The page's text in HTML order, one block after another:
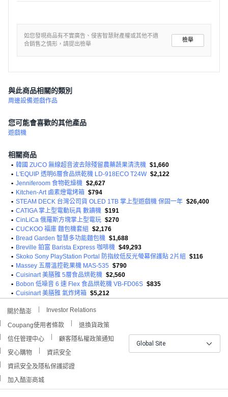
如您發現商品有不實廣告、侵害智慧財產權或其他不適
合銷售之情形，請提出檢舉
檢舉
與此商品相關的類別
周邊設備遊戲作品
您可能會喜歡的其他產品
遊戲機
相關商品
• 韓國 ZUCO 無線超音波去除殘留農藥蔬果清洗機 $1,660
• L'EQUIP 透明6層食品烘乾機 LD-918ECO T24W $2,122
• Jenniferoom 食物乾燥機 $2,627
• Kitchen-Art 鹵素燈電烤箱 $794
• STEAM DECK 台灣公司貨 OLED 1TB 掌上型遊戲機 保固一年 $26,400
• CATIGA 掌上型電動玩具 數讀機 $191
• CinLiCa 俄羅斯方塊掌上型電玩 $270
• CUCKOO 福庫 麵包機套組
$2,176
• Bread Garden 智慧多功能麵包機 $1,688
• Breville 鉑富 Barista Express 咖啡機 $49,293
• Skoko Sony PlayStation Portal 防指紋低反光螢幕保護貼 2片組
$116
• Massey 五層溫控乾果機 MAS-535 $790
• Cuisinart 美膳雅 5層食品烘乾機 $2,560
• Bobon 低噪音 6 速 Flex 食品烘乾機 VB-FD06S $835
• Cuisinart 美膳雅 氣炸烤箱 $5,212
關於酷澎 Investor Relations
Coupang使用者條款
退換貨政策
信任管理中心
顧客隱私權政策通知
安心購物
資訊安全
資訊安全及隱私保護認證
加入酷澎商城
Global Site